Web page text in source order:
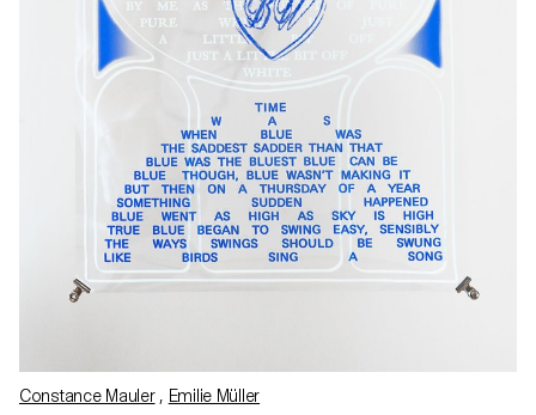
Constance Mauler, Emilie Müller